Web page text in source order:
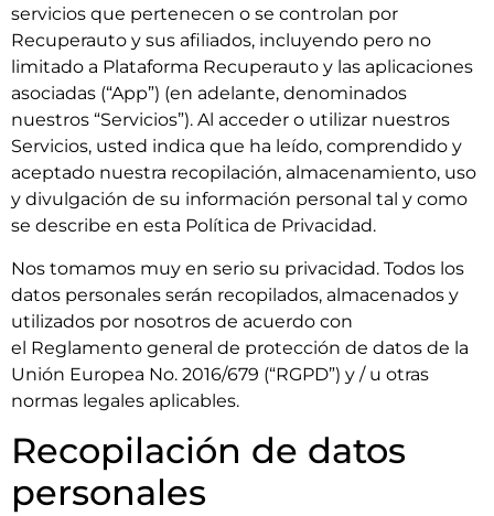
servicios que pertenecen o se controlan por
Recuperauto y sus afiliados, incluyendo pero no
limitado a Plataforma Recuperauto y las aplicaciones
asociadas (“App”) (en adelante, denominados
nuestros “Servicios”). Al acceder o utilizar nuestros
Servicios, usted indica que ha leído, comprendido y
aceptado nuestra recopilación, almacenamiento, uso
y divulgación de su información personal tal y como
se describe en esta Política de Privacidad.
Nos tomamos muy en serio su privacidad. Todos los
datos personales serán recopilados, almacenados y
utilizados por nosotros de acuerdo con
el Reglamento general de protección de datos de la
Unión Europea No. 2016/679 (“RGPD”) y / u otras
normas legales aplicables.
Recopilación de datos
personales